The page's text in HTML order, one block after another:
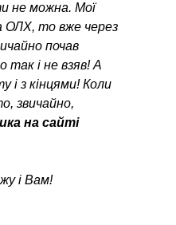
не можна. Мої
ОЛХ, то вже через
почав
так і не взяв! А
і з кінцями! Коли
звичайно,
на сайті
і Вам!